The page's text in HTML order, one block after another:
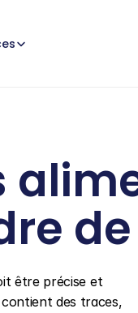
être précise et
des traces,